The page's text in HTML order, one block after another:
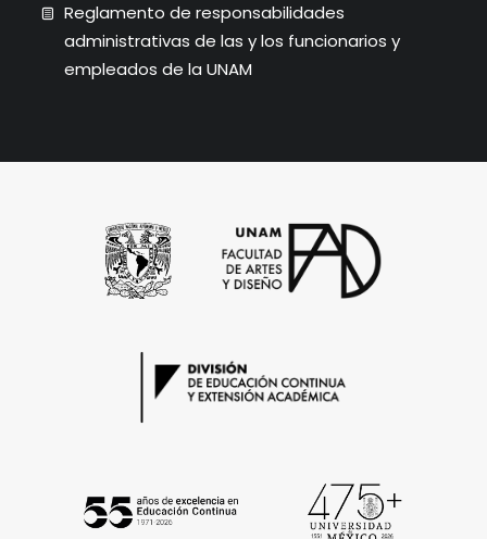
Reglamento de responsabilidades
administrativas de las y los funcionarios y
empleados de la UNAM